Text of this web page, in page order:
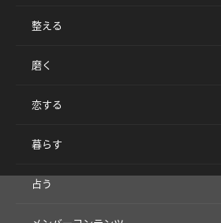
整える
磨く
恋する
暮らす
占う